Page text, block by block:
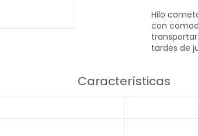
Hilo
con
tardes de
Características